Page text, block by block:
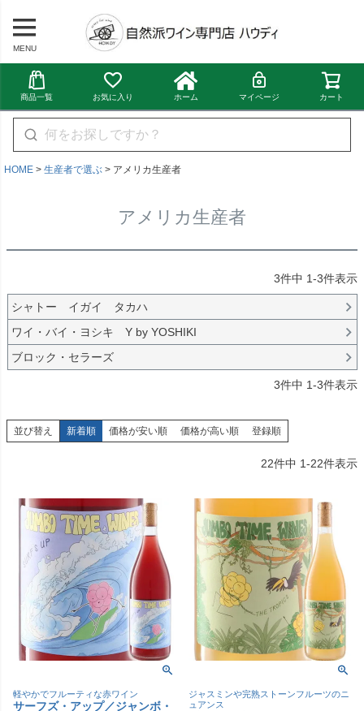
MENU
商品一覧 お気に入り ホーム マイページ カート
HOME 生産者で選ぶ アメリカ生産者
アメリカ生産者
3件中 1-3件表示
シャトー イガイ タカハ
ワイ・バイ・ヨシキ Y by YOSHIKI
ブロック・セラーズ
3件中 1-3件表示
並び替え 新着順 価格が安い順 価格が高い順 登録順
22件中 1-22件表示
軽やかでフルーティな赤ワイン
サーフズ・アップ／ジャンボ・
ジャスミンや完熟ストーンフルーツのニ
ュアンス